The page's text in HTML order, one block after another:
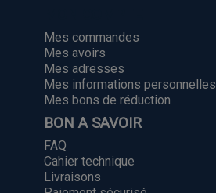
Mes commandes
Mes avoirs
Mes adresses
Mes informations personnelles
Mes bons de réduction
BON A SAVOIR
FAQ
Cahier technique
Livraisons